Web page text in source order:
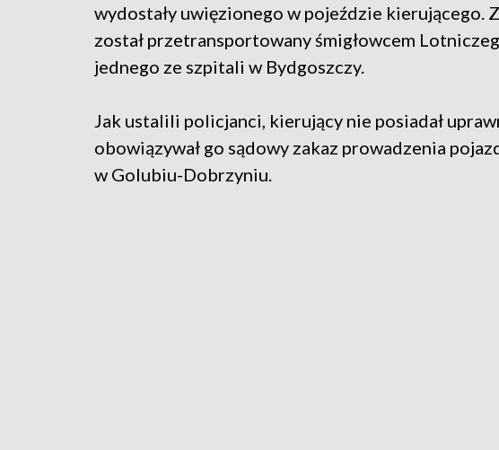
wydostały uwięzionego w pojeździe kierującego.
został przetransportowany śmigłowcem
jednego ze szpitali w Bydgoszczy.
Jak ustalili policjanci, kierujący nie posiadał
obowiązywał go sądowy zakaz prowadzenia
w Golubiu-Dobrzyniu.